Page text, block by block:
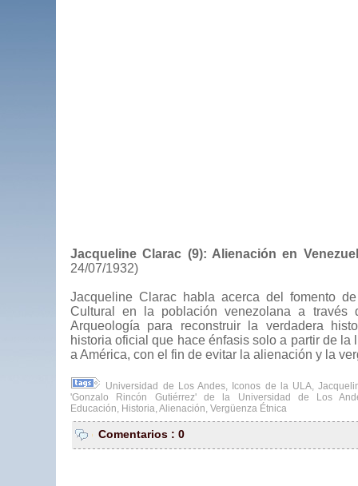
Jacqueline Clarac (9): Alienación en
24/07/1932)
Jacqueline Clarac habla acerca del fomento
Cultural en la población venezolana a través
Arqueología para reconstruir la verdadera
historia oficial que hace énfasis solo a partir de la
a América, con el fin de evitar la alienación y la
Universidad de Los Andes, Iconos de la ULA,
'Gonzalo Rincón Gutiérrez' de la Universidad de Los
Educación, Historia,Alienación, Vergüenza Étnica
Comentarios : 0